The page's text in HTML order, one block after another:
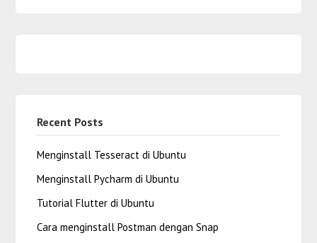
Recent Posts
Menginstall Tesseract di Ubuntu
Menginstall Pycharm di Ubuntu
Tutorial Flutter di Ubuntu
Cara menginstall Postman dengan Snap